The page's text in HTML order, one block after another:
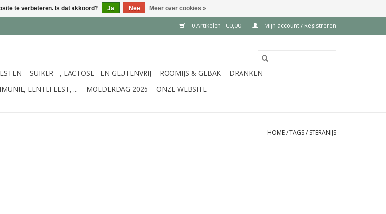
0 Artikelen - €0,00 Mijn account / Registreren
SUIKER - , LACTOSE - EN GLUTENVRIJ ROOMIJS & GEBAK
DRANKEN
LENTEFEEST, ...
MOEDERDAG 2026 ONZE WEBSITE
HOME/TAGS/ STERANIJS
te verbeteren. Is dat akkoord? Ja Nee Meer over cookies »